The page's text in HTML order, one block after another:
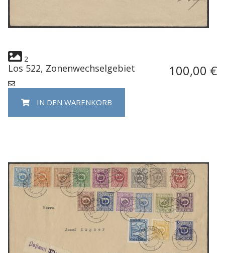
2
Los 522, Zonenwechselgebiet 100,00 €
IN DEN WARENKORB